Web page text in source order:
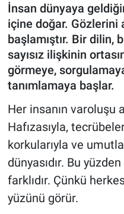
İnsan dünyaya
içine doğar. Gözlerini
başlamıştır. Bir dilin,
sayısız ilişkinin
görmeye,
tanımlamaya başlar.
Her insanın varoluşu
Hafızasıyla,
korkularıyla ve
dünyasıdır. Bu
farklıdır. Çünkü
yüzünü görür.